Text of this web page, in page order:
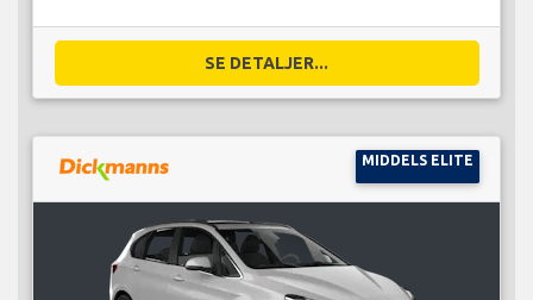
SE DETALJER...
MIDDELS ELITE